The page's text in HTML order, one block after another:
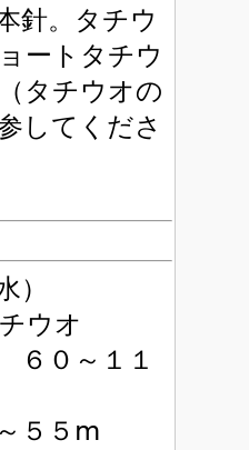
針。タチウ
ートタチウ
タチウオの
してくださ
）
ウオ
６０～１１
５５ⅿ